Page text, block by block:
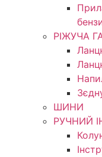
РІЖУЧА
ШИНИ
РУЧНИЙ